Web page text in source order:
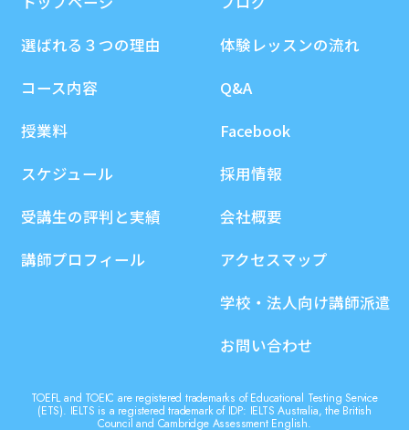
選ばれる３つの理由
コース内容
授業料
スケジュール
受講生の評判と実績
講師プロフィール
体験レッスンの流れ
Q&A
Facebook
採用情報
会社概要
アクセスマップ
学校・法人向け講師派遣
お問い合わせ
TOEFL and TOEIC are registered trademarks of Educational Testing Service
(ETS). IELTS is a registered trademark of IDP: IELTS Australia, the British
Council and Cambridge Assessment English.